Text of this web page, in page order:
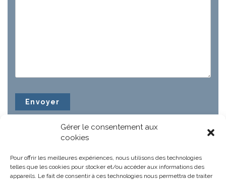
Gérer le consentement aux
cookies
Pour offrir les meilleures expériences, nous utilisons des technologies
telles que les cookies pour stocker et/ou accéder aux informations des
appareils. Le fait de consentir à ces technologies nous permettra de traiter